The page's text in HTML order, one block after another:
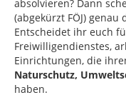
absolvieren? Dann
(abgekürzt FÖJ)
Entscheidet ihr euch
Freiwilligendienstes,
Einrichtungen, die
Naturschutz,
haben.